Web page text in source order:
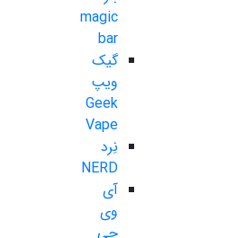
magic
bar
گیک
ویپ
Geek
Vape
نِرد
NERD
آی
وی
جی